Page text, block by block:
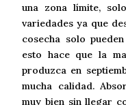
una zona límite,
variedades ya que
cosecha solo
esto hace que la
produzca en
mucha calidad.
muy bien sin llegar